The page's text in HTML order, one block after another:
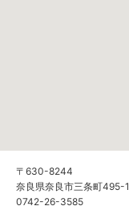
〒630-8244
奈良県奈良市三条町495-1
0742-26-3585